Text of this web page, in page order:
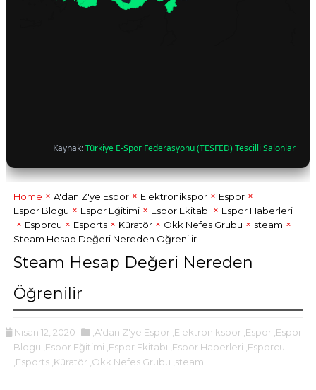
Kaynak:Türkiye E-Spor Federasyonu (TESFED) Tescilli Salonlar
Home A'dan Z'ye Espor Elektronikspor
Espor
Espor Blogu
Espor Eğitimi Espor Ekitabı
Espor Haberleri
Esporcu
Esports Küratör Okk Nefes Grubu
steam
Steam Hesap Değeri Nereden Öğrenilir
Steam Hesap Değeri Nereden
Öğrenilir
Nisan 12, 2020 ,A'dan Z'ye Espor ,Elektronikspor ,Espor ,Espor
Blogu ,Espor Eğitimi ,Espor Ekitabı ,Espor Haberleri ,Esporcu
,Esports ,Küratör ,Okk Nefes Grubu ,steam